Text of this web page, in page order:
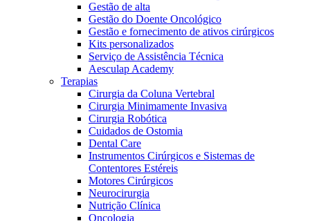
Catálogo de Produtos
Encontre o produto que procura. Visite o catálogo de produtos
da B. Braun com o nosso portfólio completo.
Centro de Inovação
Vamos impulsionar juntos a inovação na tecnologia médica.
Saiba mais sobre o nosso centro de inovação e apresente a sua
Gestão de alta
Gestão do Doente Oncológico
Gestão e fornecimento de ativos cirúrgicos
Kits personalizados
Serviço de Assistência Técnica
Aesculap Academy
Terapias
Cirurgia da Coluna Vertebral
Cirurgia Minimamente Invasiva
Cirurgia Robótica
Cuidados de Ostomia
Dental Care
Instrumentos Cirúrgicos e Sistemas de
Contentores Estéreis
Motores Cirúrgicos
Neurocirurgia
Nutrição Clínica
Oncologia